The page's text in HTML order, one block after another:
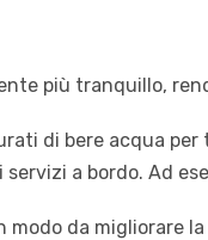
più tranquillo,
di bere acqua
a bordo. Ad
da migliorare